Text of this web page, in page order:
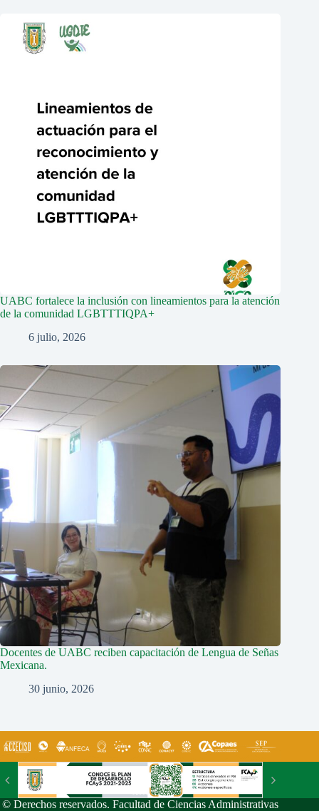
UABC fortalece la inclusión con lineamientos para la atención
de la comunidad LGBTTTIQPA+
6 julio, 2026
Docentes de UABC reciben capacitación de Lengua de Señas
Mexicana.
30 junio, 2026
© Derechos reservados. Facultad de Ciencias Administrativas